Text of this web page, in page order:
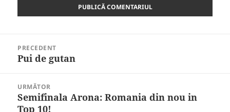
articole
PRECEDENT
Articolul
Pui de gutan
URMĂTOR
Articolul
următor:
Semifinala Arona: Romania din nou in
Top 10!